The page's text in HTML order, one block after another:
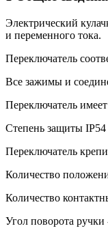
Электрический
и переменного тока.
Переключатель
Все зажимы и
Переключатель
Степень защиты IP54
Переключатель
Количество
Количество
Угол поворота ручки